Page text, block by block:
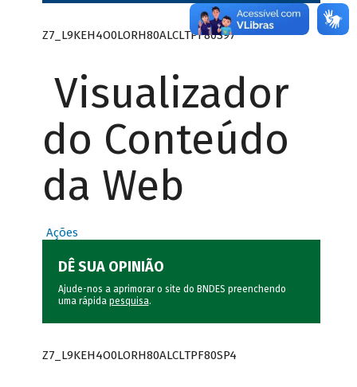
Z7_L9KEH4O0LORH80ALCLTPF80S97
Visualizador
do Conteúdo
da Web
Ações
DÊ SUA OPINIÃO
Ajude-nos a aprimorar o site do BNDES preenchendo
uma rápida pesquisa.
Z7_L9KEH4O0LORH80ALCLTPF80SP4